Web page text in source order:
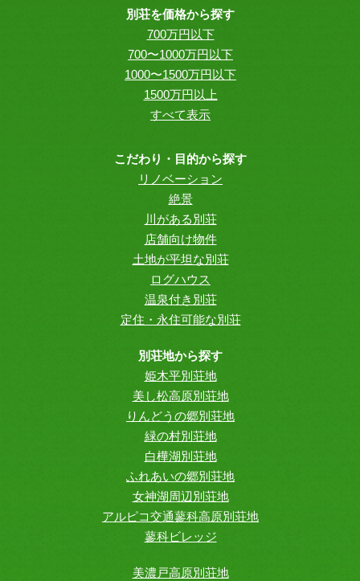
別荘を価格から探す
700万円以下
700〜1000万円以下
1000〜1500万円以下
1500万円以上
すべて表示
こだわり・目的から探す
リノベーション
絶景
川がある別荘
店舗向け物件
土地が平坦な別荘
ログハウス
温泉付き別荘
定住・永住可能な別荘
別荘地から探す
姫木平別荘地
美し松高原別荘地
りんどうの郷別荘地
緑の村別荘地
白樺湖別荘地
ふれあいの郷別荘地
女神湖周辺別荘地
アルピコ交通蓼科高原別荘地
蓼科ビレッジ
美濃戸高原別荘地